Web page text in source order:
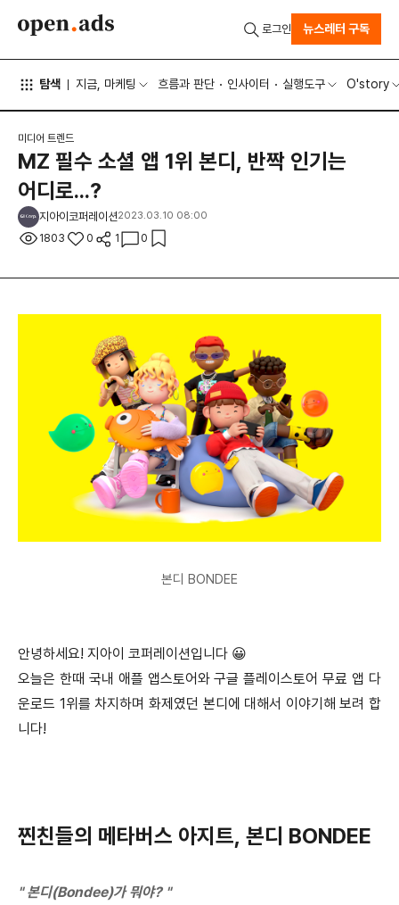
탐색 지금, 마케팅 흐름과 판단 인사이터 실행도구 O'story
로그인 뉴스레터 구독
미디어 트렌드
MZ 필수 소셜 앱 1위 본디, 반짝 인기는
어디로...?
지아이코퍼레이션2023.03.10 08:00
1803 0 1 0
본디 BONDEE
안녕하세요! 지아이 코퍼레이션입니다 😀
오늘은 한때 국내 애플 앱스토어와 구글 플레이스토어 무료 앱 다
운로드 1위를 차지하며 화제였던 본디에 대해서 이야기해 보려 합
니다!
찐친들의 메타버스 아지트, 본디 BONDEE
" 본디(Bondee)가 뭐야? "